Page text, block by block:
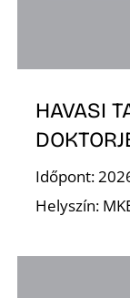
HAVASI
Időpont:
Helyszín: